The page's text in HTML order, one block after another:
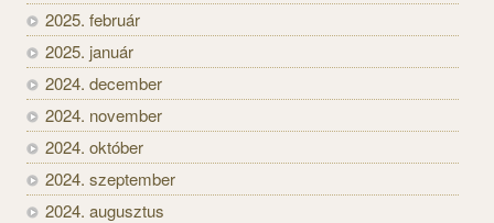
2025. február
2025. január
2024. december
2024. november
2024. október
2024. szeptember
2024. augusztus